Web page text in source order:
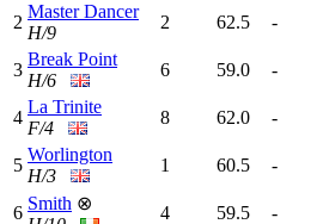
2
Master Dancer
H/9
2 62.5 -
3
Break Point
H/6
6 59.0 -
4
La Trinite
F/4
8 62.0 -
5
Worlington
H/3
1 60.5 -
6 Smith ⊗
4 59.5 -